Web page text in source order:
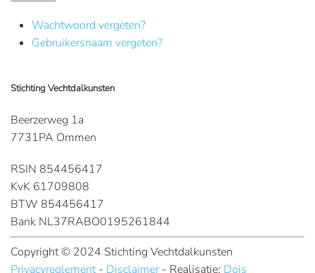
Wachtwoord vergeten?
Gebruikersnaam vergeten?
Stichting Vechtdalkunsten
Beerzerweg 1a
7731PA Ommen
RSIN 854456417
KvK 61709808
BTW 854456417
Bank NL37RABO0195261844
Copyright © 2024 Stichting Vechtdalkunsten
Privacyreglement- Disclaimer- Realisatie: Dois